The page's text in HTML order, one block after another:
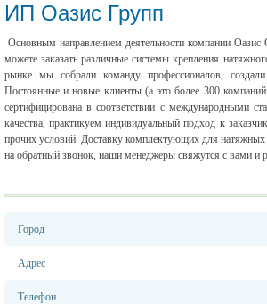
ИП Оазис Групп
Основным направлением деятельности компании
можете заказать различные системы крепления
рынке мы собрали команду профессионалов,
Постоянные и новые клиенты (а это более 300
сертифицирована в соответствии с международными
качества, практикуем индивидуальный подход к
прочих условий. Доставку комплектующих для натяжных
на обратный звонок, наши менеджеры свяжутся с вами и
Город
Адрес
Телефон